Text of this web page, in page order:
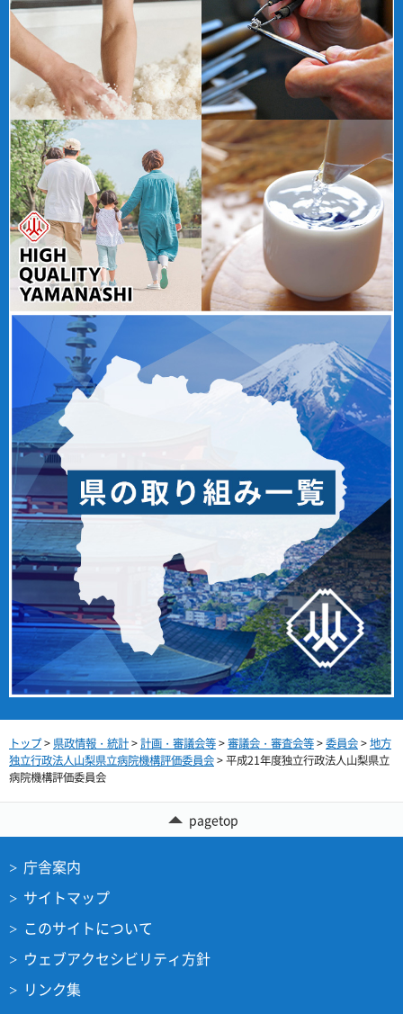
トップ> 県政情報・統計>計画・審議会等>審議会・審査会等>委員会>地方
独立行政法人山梨県立病院機構評価委員会> 平成21年度独立行政法人山梨県立
病院機構評価委員会
pagetop
庁舎案内
サイトマップ
このサイトについて
ウェブアクセシビリティ方針
リンク集